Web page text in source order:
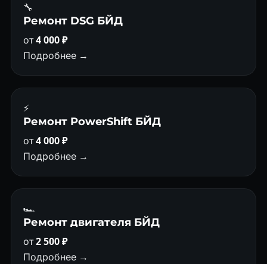
🔧
Ремонт DSG БЙД
от4 000 ₽
Подробнее →
⚡
Ремонт PowerShift БЙД
от4 000 ₽
Подробнее →
🏎
Ремонт двигателя БЙД
от2 500 ₽
Подробнее →